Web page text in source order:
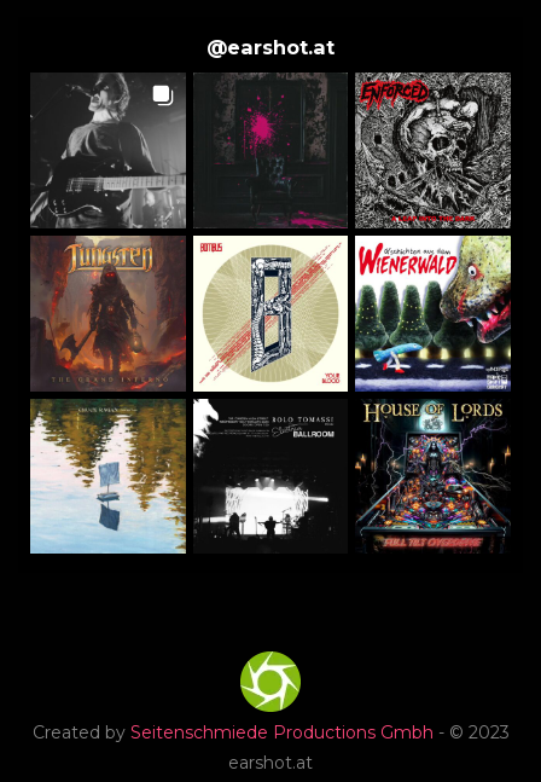
@earshot.at
Created by Seitenschmiede Productions Gmbh - © 2023
earshot.at